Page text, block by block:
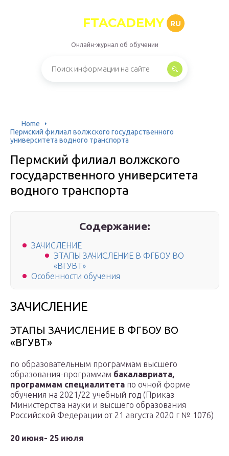
FTACADEMY RU
Онлайн-журнал об обучении
Home
Пермский филиал волжского государственного
университета водного транспорта
Пермский филиал волжского
государственного университета
водного транспорта
Содержание:
ЗАЧИСЛЕНИЕ
ЭТАПЫ ЗАЧИСЛЕНИЕ В ФГБОУ ВО
«ВГУВТ»
Особенности обучения
ЗАЧИСЛЕНИЕ
ЭТАПЫ ЗАЧИСЛЕНИЕ В ФГБОУ ВО
«ВГУВТ»
по образовательным программам высшего
образования-программам бакалавриата,
программам специалитета по очной форме
обучения на 2021/22 учебный год (Приказ
Министерства науки и высшего образования
Российской Федерации от 21 августа 2020 г № 1076)
20 июня- 25 июля